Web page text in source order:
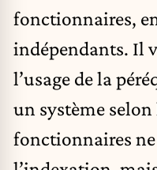
fonctionnaires,
indépendants. Il
l’usage de la
un système
fonctionnaires